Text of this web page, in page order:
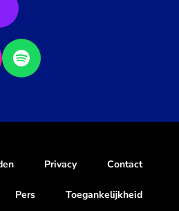
Privacy Contact
Pers Toegankelijkheid